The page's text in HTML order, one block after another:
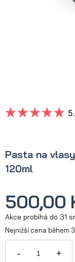
Pasta na
120ml
500,00
Akce probíhá do 31
Nejnižší cena během
Pokud je
než 30
- +